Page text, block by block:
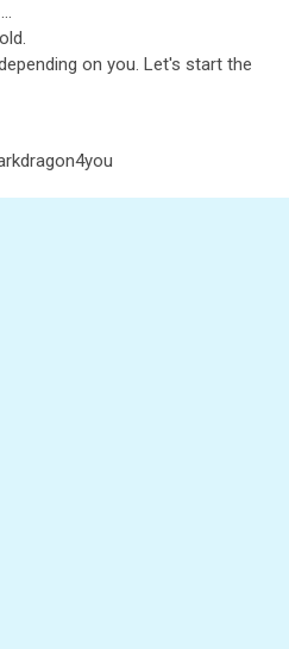
on you. Let's start the